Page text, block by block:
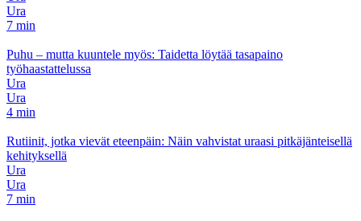
Ura
7 min
Puhu – mutta kuuntele myös: Taidetta löytää tasapaino
työhaastattelussa
Ura
Ura
4 min
Rutiinit, jotka vievät eteenpäin: Näin vahvistat uraasi pitkäjänteisellä
kehityksellä
Ura
Ura
7 min